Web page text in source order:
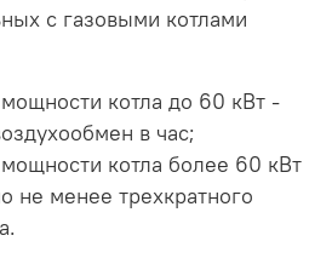
с газовыми котлами
котла до 60 кВт -
в час;
котла более 60 кВт
не менее трехкратного